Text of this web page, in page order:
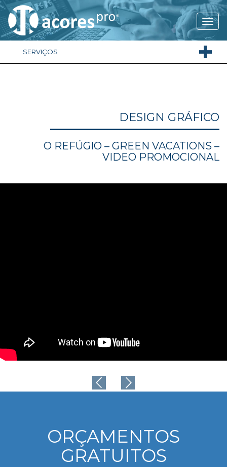
SERVIÇOS
DESIGN GRÁFICO
O REFÚGIO – GREEN VACATIONS –
VIDEO PROMOCIONAL
ORÇAMENTOS
GRATUITOS